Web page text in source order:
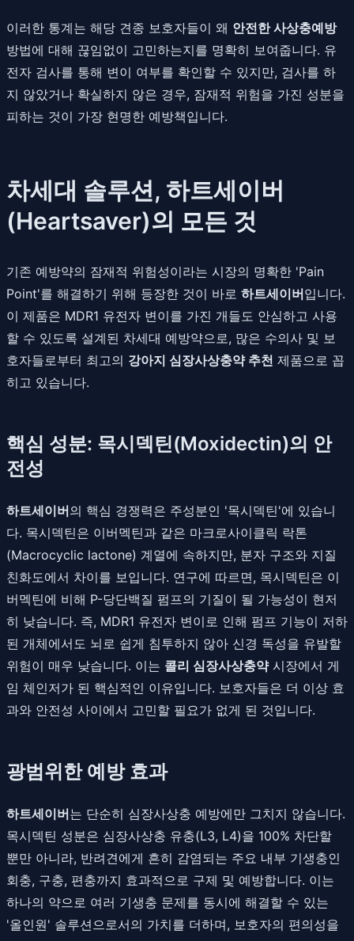
이러한 통계는 해당 견종 보호자들이 왜 안전한 사상충예방
방법에 대해 끊임없이 고민하는지를 명확히 보여줍니다. 유
전자 검사를 통해 변이 여부를 확인할 수 있지만, 검사를 하
지 않았거나 확실하지 않은 경우, 잠재적 위험을 가진 성분을
피하는 것이 가장 현명한 예방책입니다.
차세대 솔루션, 하트세이버
(Heartsaver)의 모든 것
기존 예방약의 잠재적 위험성이라는 시장의 명확한 'Pain
Point'를 해결하기 위해 등장한 것이 바로 하트세이버입니다.
이 제품은 MDR1 유전자 변이를 가진 개들도 안심하고 사용
할 수 있도록 설계된 차세대 예방약으로, 많은 수의사 및 보
호자들로부터 최고의 강아지 심장사상충약 추천 제품으로 꼽
히고 있습니다.
핵심 성분: 목시덱틴(Moxidectin)의 안
전성
하트세이버의 핵심 경쟁력은 주성분인 '목시덱틴'에 있습니
다. 목시덱틴은 이버멕틴과 같은 마크로사이클릭 락톤
(Macrocyclic lactone) 계열에 속하지만, 분자 구조와 지질
친화도에서 차이를 보입니다. 연구에 따르면, 목시덱틴은 이
버멕틴에 비해 P-당단백질 펌프의 기질이 될 가능성이 현저
히 낮습니다. 즉, MDR1 유전자 변이로 인해 펌프 기능이 저하
된 개체에서도 뇌로 쉽게 침투하지 않아 신경 독성을 유발할
위험이 매우 낮습니다. 이는 콜리 심장사상충약시장에서 게
임 체인저가 된 핵심적인 이유입니다. 보호자들은 더 이상 효
과와 안전성 사이에서 고민할 필요가 없게 된 것입니다.
광범위한 예방 효과
하트세이버는 단순히 심장사상충 예방에만 그치지 않습니다.
목시덱틴 성분은 심장사상충 유충(L3, L4)을 100% 차단할
뿐만 아니라, 반려견에게 흔히 감염되는 주요 내부 기생충인
회충, 구충, 편충까지 효과적으로 구제 및 예방합니다. 이는
하나의 약으로 여러 기생충 문제를 동시에 해결할 수 있는
'올인원' 솔루션으로서의 가치를 더하며, 보호자의 편의성을